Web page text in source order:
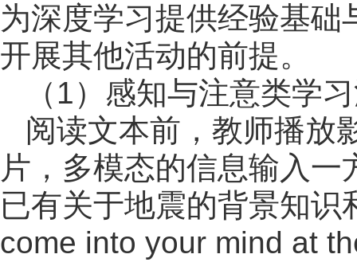
为深度学习提供经验基
开展其他活动的前提。
（1）感知与注意类学
阅读文本前，教师播放
片，多模态的信息输入
已有关于地震的背景知识
come into your mind at